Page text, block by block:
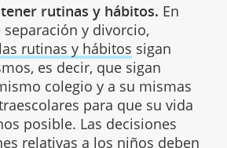
rutinas y hábitos. En
y divorcio,
las rutinas y hábitos sigan
es decir, que sigan
colegio y a su mismas
para que su vida
posible. Las decisiones
relativas a los niños deben